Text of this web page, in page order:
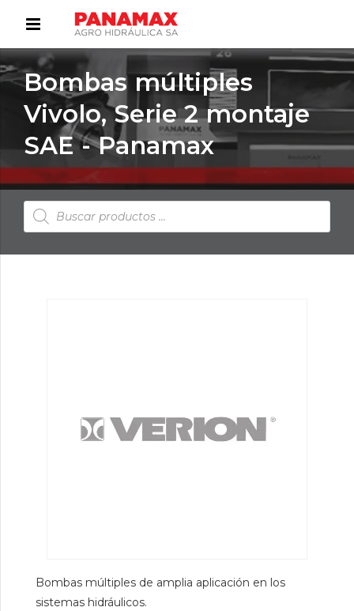
Bombas múltiples
Vivolo, Serie 2 montaje
SAE - Panamax
Búsqueda
de
Bombas múltiples de amplia aplicación en los
sistemas hidráulicos.